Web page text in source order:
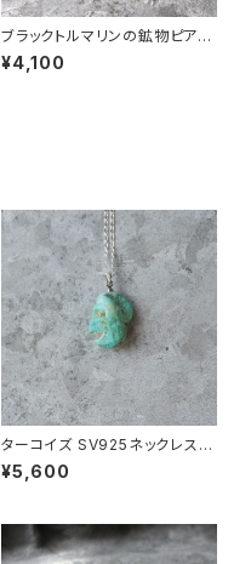
ブラックトルマリンの鉱物ピアス
一点もの 原石 天然石 金属アレ
ルギー対応 ハンドメイド アクセ
¥4,100
ターコイズ SV925ネックレス
原石 一点もの 鉱物 天然石 パ
ワーストーン (No.2185)
¥5,600